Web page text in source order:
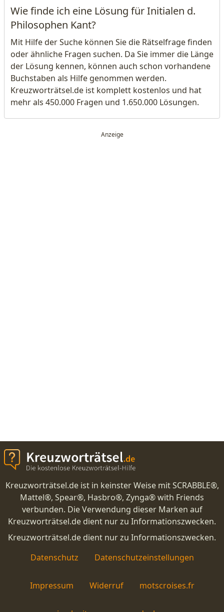
Wie finde ich eine Lösung für Initialen d.
Philosophen Kant?
Mit Hilfe der Suche können Sie die Rätselfrage finden
oder ähnliche Fragen suchen. Da Sie immer die Länge
der Lösung kennen, können auch schon vorhandene
Buchstaben als Hilfe genommen werden.
Kreuzworträtsel.de ist komplett kostenlos und hat
mehr als 450.000 Fragen und 1.650.000 Lösungen.
Kreuzworträtsel.de ist in keinster Weise mit SCRABBLE®,
Mattel®, Spear®, Hasbro®, Zynga® with Friends
verbunden. Die Verwendung dieser Marken auf
Kreuzworträtsel.de dient nur zu Informationszwecken.
Kreuzworträtsel.de dient nur zu Informationszwecken.
Datenschutz
Datenschutzeinstellungen
Impressum Widerruf motscroises.fr